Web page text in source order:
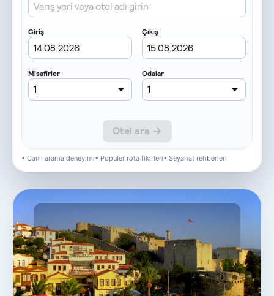
• Canlı arama deneyimi• Popüler rota fikirleri• Seyahat rehberleri